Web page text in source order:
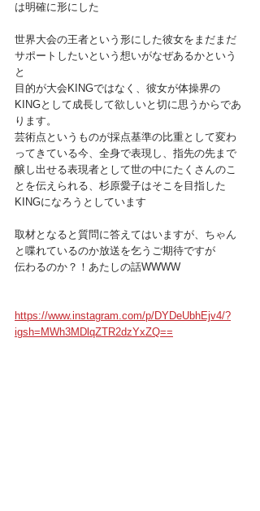
は明確に形にした
世界大会の王者という形にした彼女をまだまだ
サポートしたいという想いがなぜあるかという
と
目的が大会KINGではなく、彼女が体操界の
KINGとして成長して欲しいと切に思うからであ
ります。
芸術点というものが採点基準の比重として変わ
ってきている今、全身で表現し、指先の先まで
醸し出せる表現者として世の中にたくさんのこ
とを伝えられる、杉原愛子はそこを目指した
KINGになろうとしています
取材となると質問に答えてはいますが、ちゃん
と喋れているのか放送を乞うご期待ですが
伝わるのか？！あたしの話WWWW
https://www.instagram.com/p/DYDeUbhEjv4/?
igsh=MWh3MDlqZTR2dzYxZQ==